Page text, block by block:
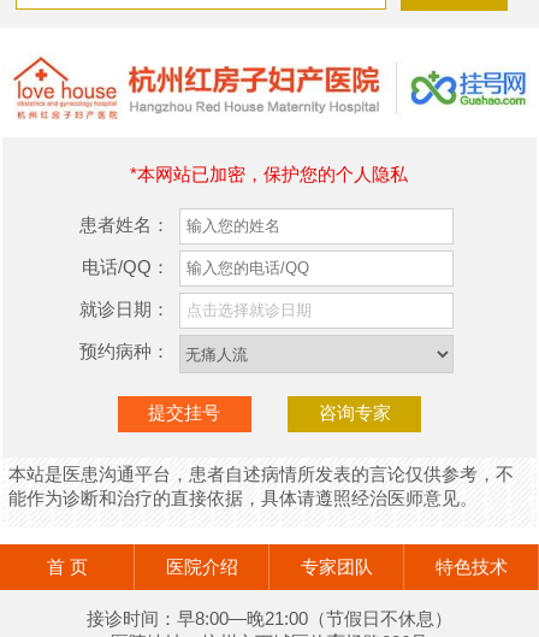
*本网站已加密，保护您的个人隐私
患者姓名：
电话/QQ：
就诊日期：
预约病种：
本站是医患沟通平台，患者自述病情所发表的言论仅供参考，不
能作为诊断和治疗的直接依据，具体请遵照经治医师意见。
首 页 医院介绍 专家团队 特色技术
接诊时间：早8:00—晚21:00（节假日不休息）